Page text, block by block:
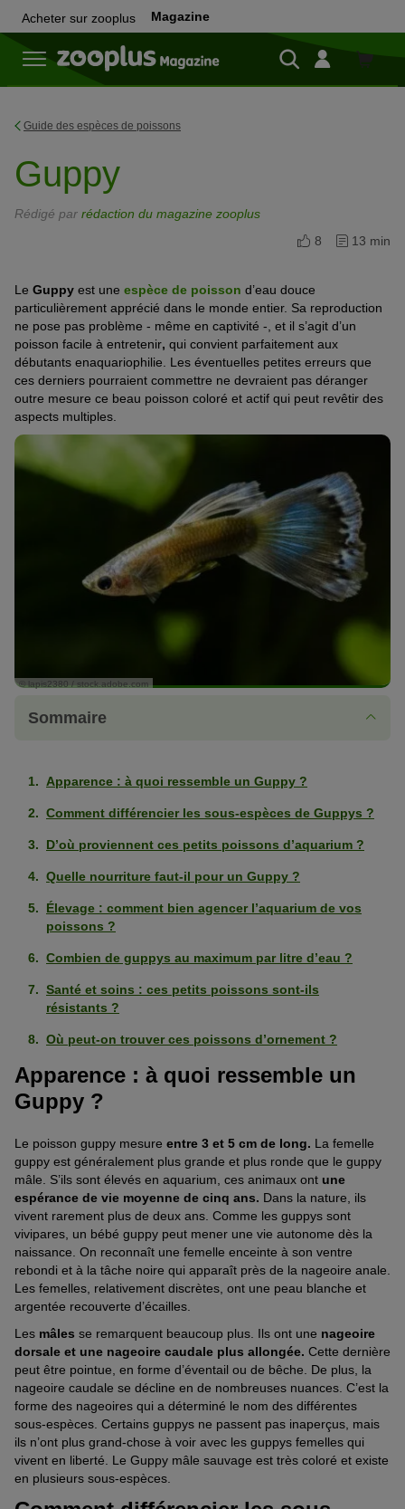
Acheter sur zooplus Magazine
Guide des espèces de poissons
Guppy
Rédigé par rédaction du magazine zooplus
8
13 min
Le Guppy est une espèce de poisson d’eau douce
particulièrement apprécié dans le monde entier. Sa reproduction
ne pose pas problème - même en captivité -, et il s’agit d’un
poisson facile à entretenir, qui convient parfaitement aux
débutants enaquariophilie. Les éventuelles petites erreurs que
ces derniers pourraient commettre ne devraient pas déranger
outre mesure ce beau poisson coloré et actif qui peut revêtir des
aspects multiples.
© lapis2380 / stock.adobe.com
Sommaire
Apparence : à quoi ressemble un Guppy ?
Comment différencier les sous-espèces de Guppys ?
D’où proviennent ces petits poissons d’aquarium ?
Quelle nourriture faut-il pour un Guppy ?
Élevage : comment bien agencer l’aquarium de vos
poissons ?
Combien de guppys au maximum par litre d’eau ?
Santé et soins : ces petits poissons sont-ils
résistants ?
Où peut-on trouver ces poissons d’ornement ?
Apparence : à quoi ressemble un
Guppy ?
Le poisson guppy mesure entre 3 et 5 cm de long. La femelle
guppy est généralement plus grande et plus ronde que le guppy
mâle. S’ils sont élevés en aquarium, ces animaux ont une
espérance de vie moyenne de cinq ans. Dans la nature, ils
vivent rarement plus de deux ans. Comme les guppys sont
vivipares, un bébé guppy peut mener une vie autonome dès la
naissance. On reconnaît une femelle enceinte à son ventre
rebondi et à la tâche noire qui apparaît près de la nageoire anale.
Les femelles, relativement discrètes, ont une peau blanche et
argentée recouverte d’écailles.
Les mâles se remarquent beaucoup plus. Ils ont une nageoire
dorsale et une nageoire caudale plus allongée. Cette dernière
peut être pointue, en forme d’éventail ou de bêche. De plus, la
nageoire caudale se décline en de nombreuses nuances. C’est la
forme des nageoires qui a déterminé le nom des différentes
sous-espèces. Certains guppys ne passent pas inaperçus, mais
ils n’ont plus grand-chose à voir avec les guppys femelles qui
vivent en liberté. Le Guppy mâle sauvage est très coloré et existe
en plusieurs sous-espèces.